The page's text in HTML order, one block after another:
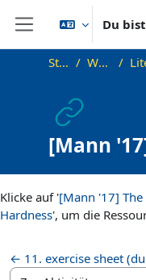
Zum Hauptinhalt
Website-Übersicht
Du
Startseite WS23_AdvAlg
[Mann
Hardness
Klicke auf '[Mann '17]
Hardness', um die
← 11. exercise sheet